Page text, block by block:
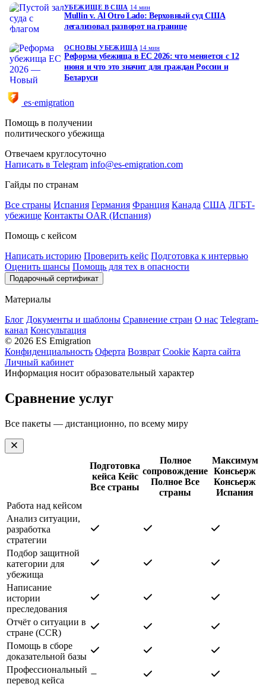
УБЕЖИЩЕ В США 14 мин
Mullin v. Al Otro Lado: Верховный суд США
легализовал разворот на границе
ОСНОВЫ УБЕЖИЩА 14 мин
Реформа убежища в ЕС 2026: что меняется с 12
июня и что это значит для граждан России и
Беларуси
es·emigration
Помощь в получении
политического убежища
Отвечаем круглосуточно
Написать в Telegram info@es-emigration.com
Гайды по странам
Все страны Испания Германия Франция Канада США ЛГБТ-
убежище Контакты OAR (Испания)
Помощь с кейсом
Написать историю Проверить кейс Подготовка к интервью
Оценить шансы Помощь для тех в опасности
Подарочный сертификат
Материалы
Блог Документы и шаблоны Сравнение стран О нас Telegram-
канал Консультация
© 2026 ES Emigration
Конфиденциальность Оферта Возврат Cookie Карта сайта
Личный кабинет
Информация носит образовательный характер
Сравнение услуг
Все пакеты — дистанционно, по всему миру
Подготовка
кейса Кейс
Все страны
Полное
сопровождение
Полное Все
страны
Максимум
Консьерж
Консьерж
Испания
Работа над кейсом
Анализ ситуации,
разработка
стратегии
Подбор защитной
категории для
убежища
Написание
истории
преследования
Отчёт о ситуации в
стране (CCR)
Помощь в сборе
доказательной базы
Профессиональный
перевод кейса